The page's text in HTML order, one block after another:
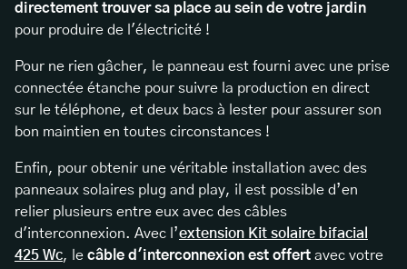
directement trouver sa place au sein de votre jardin
pour produire de l'électricité !
Pour ne rien gâcher, le panneau est fourni avec une prise
connectée étanche pour suivre la production en direct
sur le téléphone, et deux bacs à lester pour assurer son
bon maintien en toutes circonstances !
Enfin, pour obtenir une véritable installation avec des
panneaux solaires plug and play, il est possible d’en
relier plusieurs entre eux avec des câbles
d'interconnexion. Avec l’extension Kit solaire bifacial
425 Wc, le câble d'interconnexion est offert avec votre